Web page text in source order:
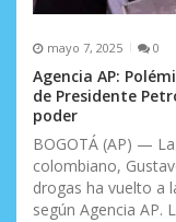
s
mayo 7, 2025 0
Agencia AP:
de Presidente
poder
BOGOTÁ (AP) —
colombiano,
drogas ha vuelto a
según Agencia AP.